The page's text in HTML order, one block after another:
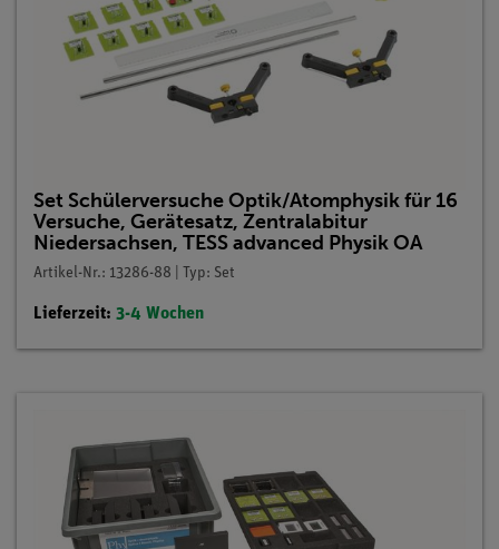
Set Schülerversuche Optik/Atomphysik für 16
Versuche, Gerätesatz, Zentralabitur
Niedersachsen, TESS advanced Physik OA
Artikel-Nr.: 13286-88 | Typ: Set
Lieferzeit: 3-4 Wochen